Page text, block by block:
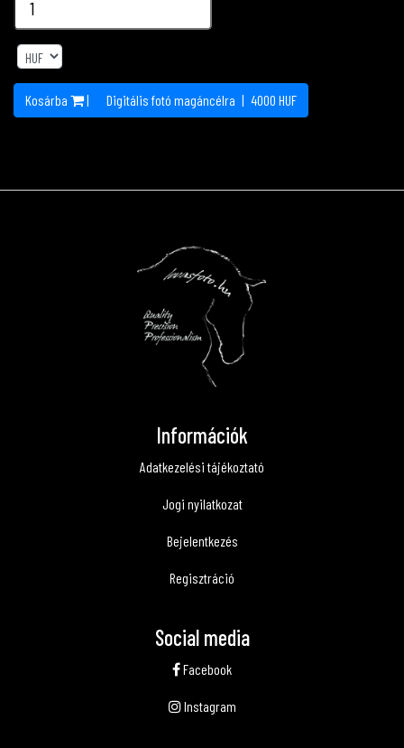
Kosárba | Digitális fotó magáncélra | 4000 HUF
Információk
Adatkezelési tájékoztató
Jogi nyilatkozat
Bejelentkezés
Regisztráció
Social media
Facebook
Instagram